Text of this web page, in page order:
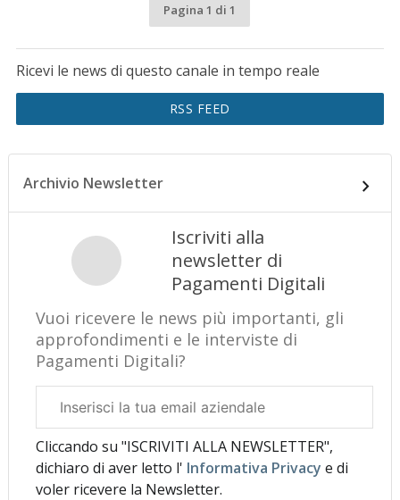
Pagina 1 di 1
Ricevi le news di questo canale in tempo reale
RSS FEED
Archivio Newsletter
Iscriviti alla
newsletter di
Pagamenti Digitali
Vuoi ricevere le news più importanti, gli
approfondimenti e le interviste di
Pagamenti Digitali?
aziendale
Cliccando su "ISCRIVITI ALLA NEWSLETTER",
dichiaro di aver letto l' Informativa Privacye di
voler ricevere la Newsletter.